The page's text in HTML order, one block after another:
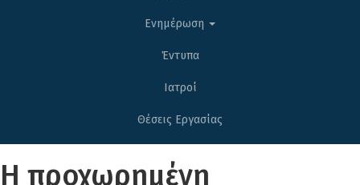
Ενημέρωση
Έντυπα
Ιατροί
Θέσεις Εργασίας
Η προχωρημένη